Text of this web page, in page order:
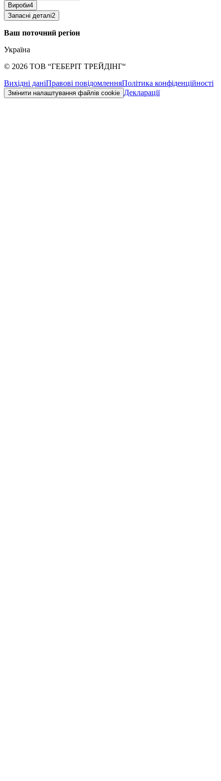
Вироби4
Запасні деталі2
Ваш поточний регіон
Україна
© 2026 ТОВ “ГЕБЕРІТ ТРЕЙДІНГ“
Вихідні даніПравові повідомленняПолітика конфіденційності
Змінити налаштування файлів cookie Декларації